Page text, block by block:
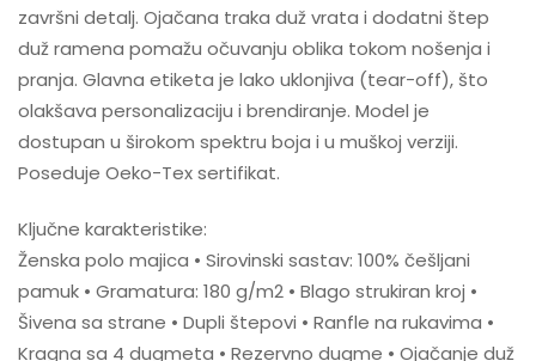
završni detalj. Ojačana traka duž vrata i dodatni štep
duž ramena pomažu očuvanju oblika tokom nošenja i
pranja. Glavna etiketa je lako uklonjiva (tear-off), što
olakšava personalizaciju i brendiranje. Model je
dostupan u širokom spektru boja i u muškoj verziji.
Poseduje Oeko-Tex sertifikat.
Ključne karakteristike:
Ženska polo majica • Sirovinski sastav: 100% češljani
pamuk • Gramatura: 180 g/m2 • Blago strukiran kroj •
Šivena sa strane • Dupli štepovi • Ranfle na rukavima •
Kragna sa 4 dugmeta • Rezervno dugme • Ojačanje duž